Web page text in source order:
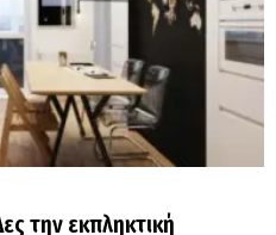
την εκπληκτική